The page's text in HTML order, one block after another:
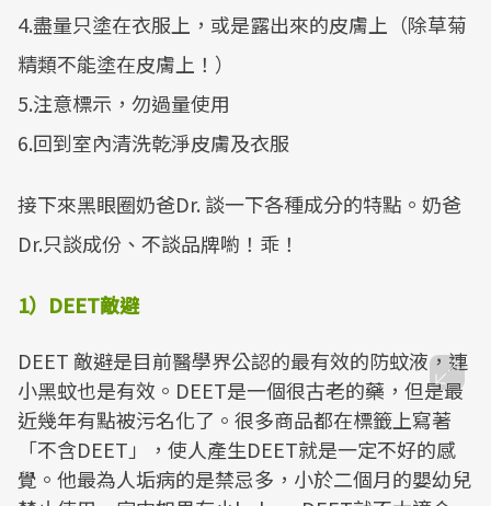
4.盡量只塗在衣服上，或是露出來的皮膚上（除草菊
精類不能塗在皮膚上！）
5.注意標示，勿過量使用
6.回到室內清洗乾淨皮膚及衣服
接下來黑眼圈奶爸Dr. 談一下各種成分的特點。奶爸
Dr.只談成份、不談品牌喲！乖！
1）DEET敵避
DEET 敵避是目前醫學界公認的最有效的防蚊液，連
小黑蚊也是有效。DEET是一個很古老的藥，但是最
近幾年有點被污名化了。很多商品都在標籤上寫著
「不含DEET」，使人產生DEET就是一定不好的感
覺。他最為人垢病的是禁忌多，小於二個月的嬰幼兒